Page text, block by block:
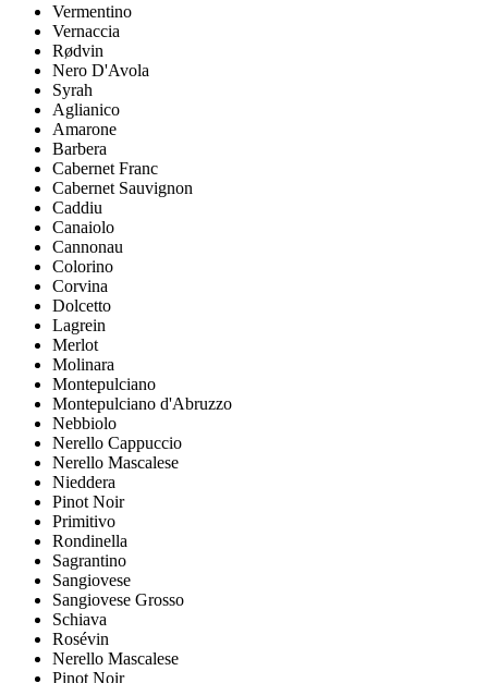
Vermentino
Vernaccia
Rødvin
Nero D'Avola
Syrah
Aglianico
Amarone
Barbera
Cabernet Franc
Cabernet Sauvignon
Caddiu
Canaiolo
Cannonau
Colorino
Corvina
Dolcetto
Lagrein
Merlot
Molinara
Montepulciano
Montepulciano d'Abruzzo
Nebbiolo
Nerello Cappuccio
Nerello Mascalese
Nieddera
Pinot Noir
Primitivo
Rondinella
Sagrantino
Sangiovese
Sangiovese Grosso
Schiava
Rosévin
Nerello Mascalese
Pinot Noir